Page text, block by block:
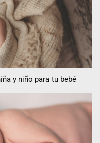
y niño para tu bebé